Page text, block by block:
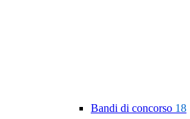
Bandi di concorso 18